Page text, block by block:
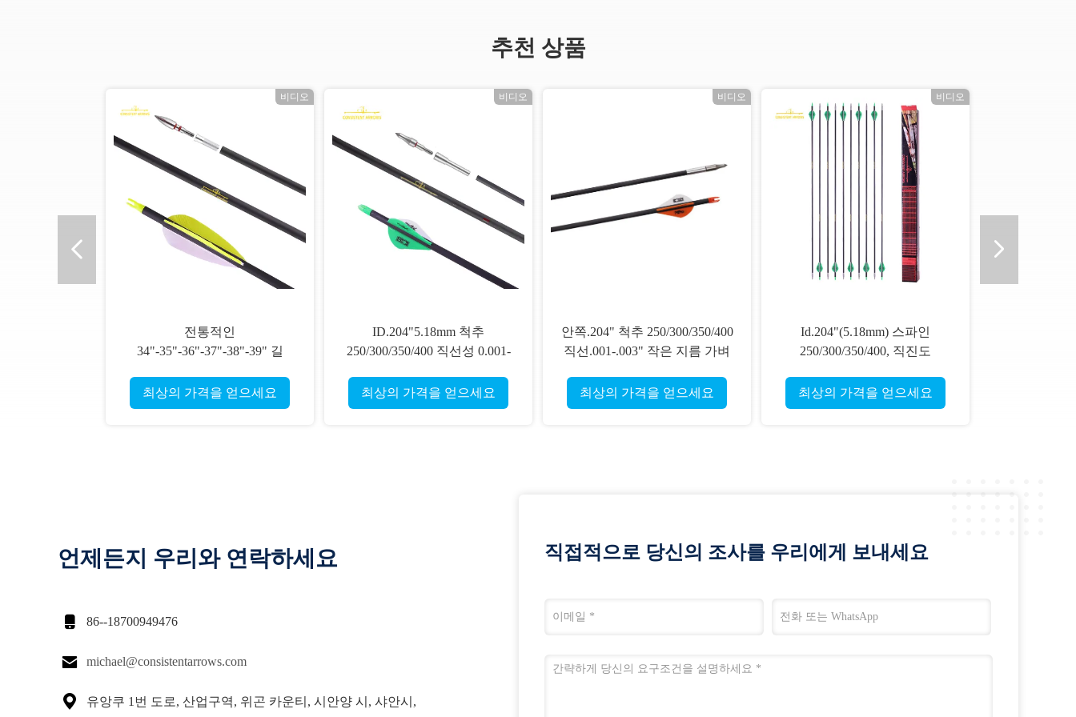
추천 상품
비디오
전통적인
34"-35"-36"-37"-38"-39" 길
400/500/600/700/800 전통 활사
탄소 화살
최상의 가격을 얻으세요
비디오
ID.204"5.18mm 척추
250/300/350/400 직선성 0.001-
자 화살표
최상의 가격을 얻으세요
비디오
안쪽.204" 척추 250/300/350/400
직선.001-.003" 작은 지름 가벼
최상의 가격을 얻으세요
비디오
Id.204"(5.18mm) 스파인
250/300/350/400, 직진도
사냥 타겟 화살
최상의 가격을 얻으세요
언제든지 우리와 연락하세요
 86--18700949476
 michael@consistentarrows.com
 유앙쿠 1번 도로, 산업구역, 위곤 카운티, 시안양 시, 샤안시,
직접적으로 당신의 조사를 우리에게 보내세요